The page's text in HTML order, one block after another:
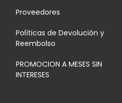
Proveedores
Políticas de Devolución y
Reembolso
PROMOCION A MESES SIN
INTERESES